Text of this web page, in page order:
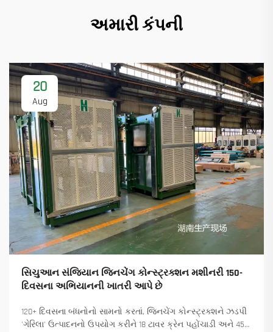
અમારી કંપની
20
Aug
સિચુઆન સંજિયાન જિનચેંગ કોન્સ્ટ્રક્શન મશીનરી 150-
દિવસના અભિયાનની ખાતરી આપે છે
120+ દિવસના બંધનોનો સામનો કરતાં, જિનચેંગ કોન્સ્ટ્રક્શને ઝડપી
'ગેરિલા' ઉત્પાદનનો ઉપયોગ કરીને 18 ટાવર ક્રેન પહોંચાડી અને 45+